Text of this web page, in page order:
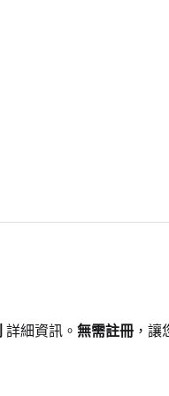
詳細資訊。 無需註冊 ，讓